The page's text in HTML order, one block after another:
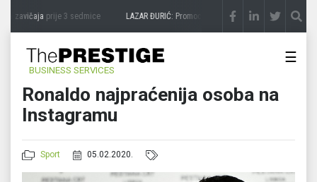
zavičajaprije 3 sedmice LAZAR ĐURIĆ: Promocija potencijal pretvara u
BUSINESS SERVICES
☰
Ronaldo najpraćenija osoba na
Instagramu
Sport 05.02.2020.